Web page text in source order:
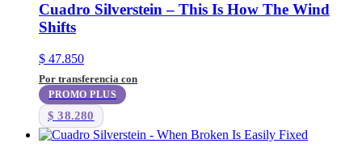
Cuadro Silverstein – This Is How The Wind
Shifts
$ 47.850
Por transferencia con
PROMO PLUS
$ 38.280